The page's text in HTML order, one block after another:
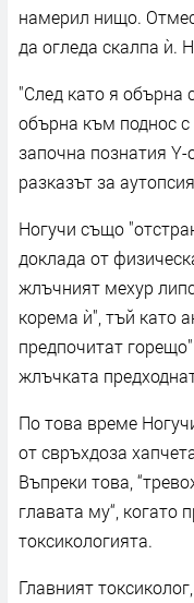
намерил нищо.
да огледа скалпа ѝ.
"След като я обърна
обърна към поднос с
започна познатия
разказът за
Ногучи също
доклада от
жлъчният мехур
корема ѝ", тъй като
предпочитат
жлъчката
По това време
от свръхдоза
Въпреки това,
главата му“, когато
токсикологията.
Главният